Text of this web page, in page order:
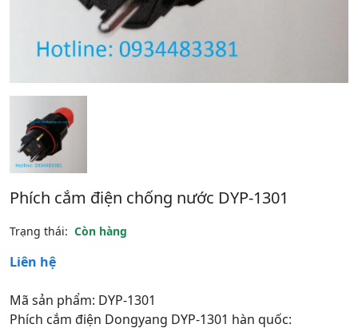
Phích cắm điện chống nước DYP-1301
Trạng thái: Còn hàng
Liên hệ
Mã sản phẩm: DYP-1301
Phích cắm điện Dongyang DYP-1301 hàn quốc: